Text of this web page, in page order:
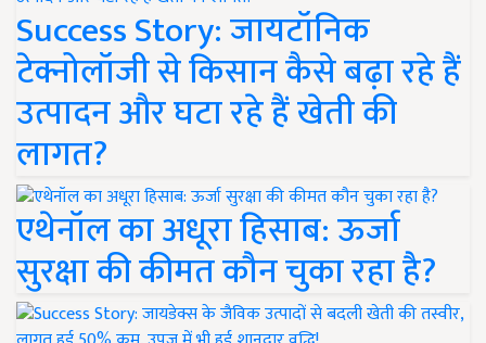
Success Story: जायटॉनिक
टेक्नोलॉजी से किसान कैसे बढ़ा रहे हैं
उत्पादन और घटा रहे हैं खेती की
लागत?
एथेनॉल का अधूरा हिसाब: ऊर्जा
सुरक्षा की कीमत कौन चुका रहा है?